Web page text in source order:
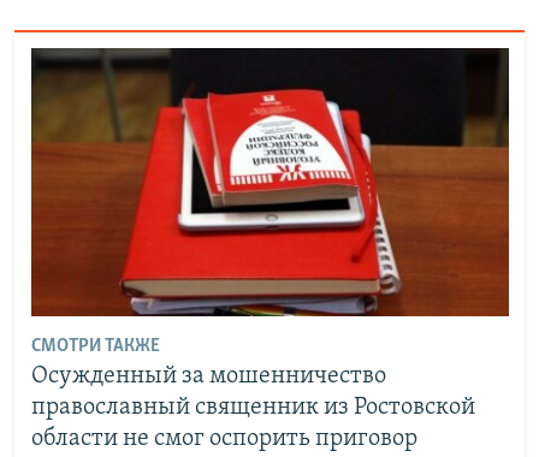
СМОТРИ ТАКЖЕ
Осужденный за мошенничество
православный священник из Ростовской
области не смог оспорить приговор